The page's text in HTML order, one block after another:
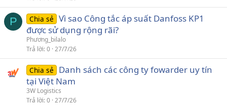
P Chia sẻ Vì sao Công tắc áp suất Danfoss KP1
được sử dụng rộng rãi?
Phương_bilalo
Trả lời 0 27/7/26
Chia sẻ
Danh sách các công ty fowarder uy tín
tại Việt Nam
3W Logistics
Trả lời 0 27/7/26